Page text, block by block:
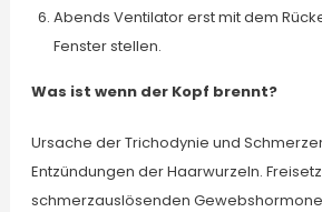
Abends Ventilator erst mit dem
Fenster stellen.
Was ist wenn der Kopf brennt?
Ursache der Trichodynie und
Entzündungen der Haarwurzeln.
schmerzauslösenden